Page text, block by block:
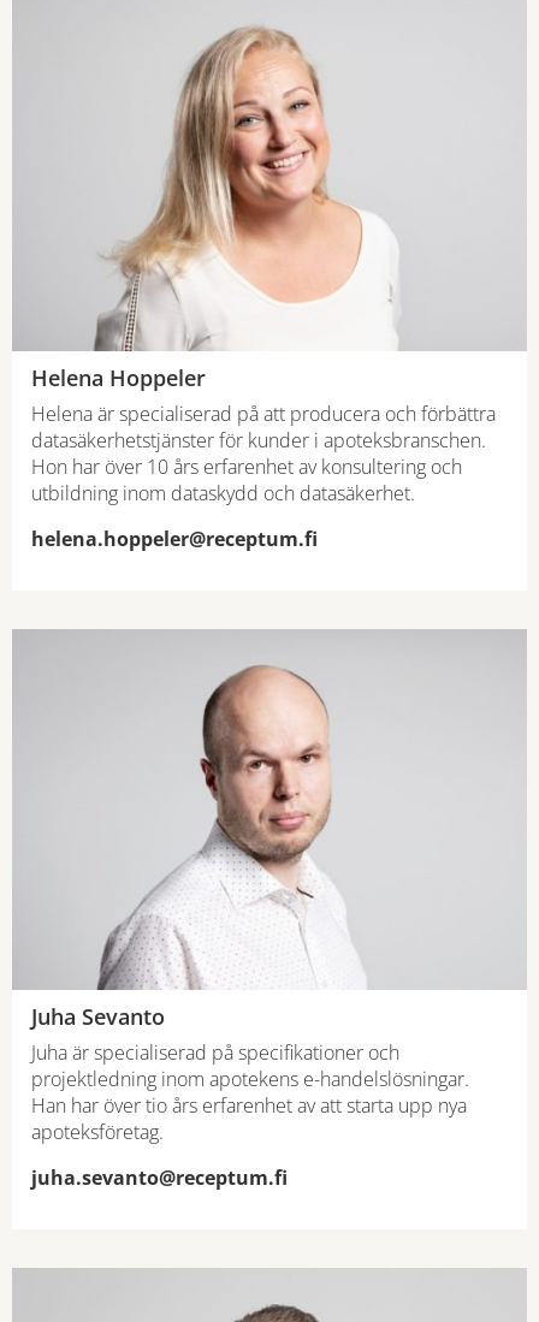
Helena Hoppeler
Helena är specialiserad på att producera och förbättra
datasäkerhetstjänster för kunder i apoteksbranschen.
Hon har över 10 års erfarenhet av konsultering och
utbildning inom dataskydd och datasäkerhet.
helena.hoppeler@receptum.fi
Juha Sevanto
Juha är specialiserad på specifikationer och
projektledning inom apotekens e-handelslösningar.
Han har över tio års erfarenhet av att starta upp nya
apoteksföretag.
juha.sevanto@receptum.fi